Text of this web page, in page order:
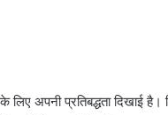
अपनी प्रतिबद्धता दिखाई